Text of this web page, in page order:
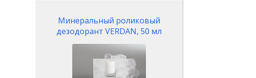
Минеральный роликовый
дезодорант VERDAN, 50 мл